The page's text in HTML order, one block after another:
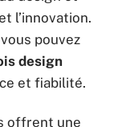
l’innovation.
pouvez
design
et fiabilité.
offrent une